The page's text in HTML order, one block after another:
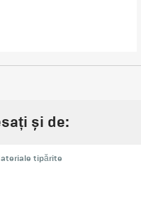
și de:
tipărite